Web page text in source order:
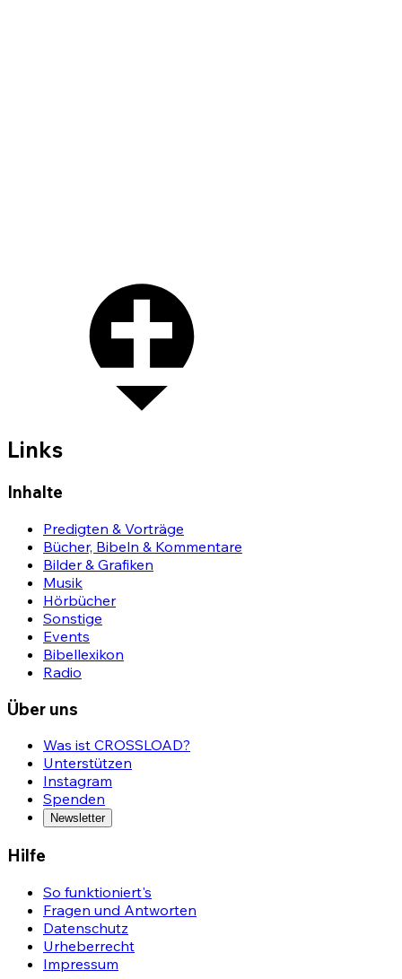
Links
Inhalte
Predigten & Vorträge
Bücher, Bibeln & Kommentare
Bilder & Grafiken
Musik
Hörbücher
Sonstige
Events
Bibellexikon
Radio
Über uns
Was ist CROSSLOAD?
Unterstützen
Instagram
Spenden
Newsletter
Hilfe
So funktioniert's
Fragen und Antworten
Datenschutz
Urheberrecht
Impressum